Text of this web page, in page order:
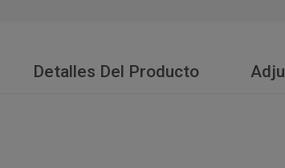
Detalles Del Producto